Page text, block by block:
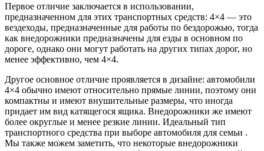
Первое отличие заключается в использовании,
предназначенном для этих транспортных средств: 4×4 — это
вездеходы, предназначенные для работы по бездорожью, тогда
как внедорожники предназначены для езды в основном по
дороге, однако они могут работать на других типах дорог, но
менее эффективно, чем 4×4.
Другое основное отличие проявляется в дизайне: автомобили
4×4 обычно имеют относительно прямые линии, поэтому они
компактны и имеют внушительные размеры, что иногда
придает им вид катящегося ящика. Внедорожники же имеют
более округлые и менее резкие линии. Идеальный тип
транспортного средства при выборе автомобиля для семьи .
Мы также можем заметить, что некоторые внедорожники